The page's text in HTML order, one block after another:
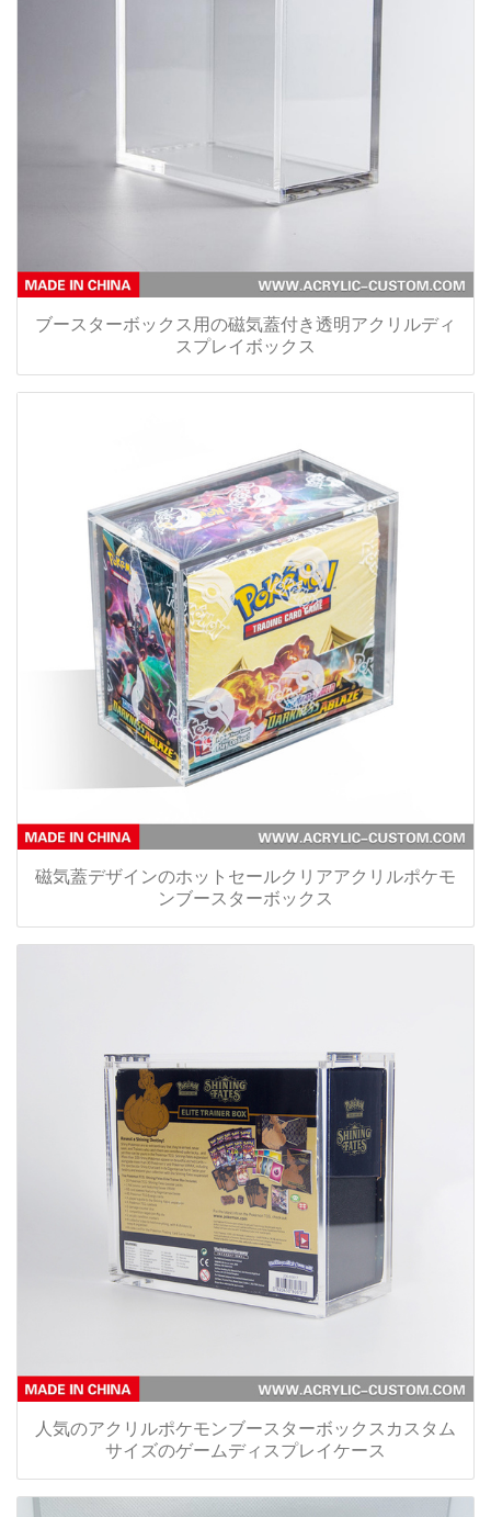
ブースターボックス用の磁気蓋付き透明アクリルディ
スプレイボックス
磁気蓋デザインのホットセールクリアアクリルポケモ
ンブースターボックス
人気のアクリルポケモンブースターボックスカスタム
サイズのゲームディスプレイケース